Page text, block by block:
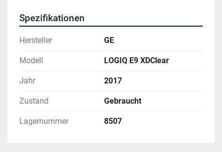
verkaufen wie abgebildet!
Spezifikationen
Hersteller GE
Modell LOGIQ E9 XDClear
Jahr 2017
Zustand Gebraucht
Lagernummer 8507